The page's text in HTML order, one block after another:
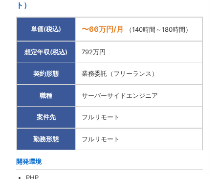
ト）
単価(税込) 〜66万円/月 （140時間～180時間）
想定年収(税込) 792万円
契約形態 業務委託（フリーランス）
職種 サーバーサイドエンジニア
案件先 フルリモート
勤務形態 フルリモート
開発環境